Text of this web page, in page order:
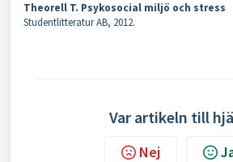
Theorell T. Psykosocial miljö och stress
Studentlitteratur AB, 2012.
Var artikeln till
Nej